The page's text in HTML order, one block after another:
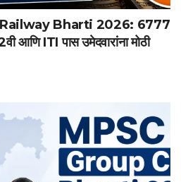
Bharti 2026: 6777
आणि ITI पास उमेदवारांना मोठी